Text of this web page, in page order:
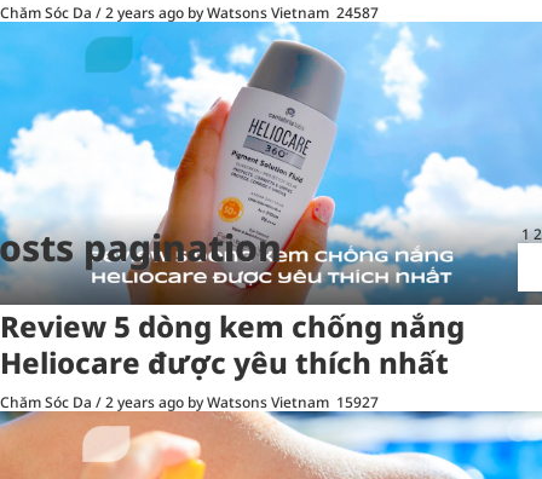
Chăm Sóc Da /2 years ago by Watsons Vietnam 24587
Review 5 dòng kem chống nắng
Heliocare được yêu thích nhất
Chăm Sóc Da /2 years ago by Watsons Vietnam 15927
pagination 12